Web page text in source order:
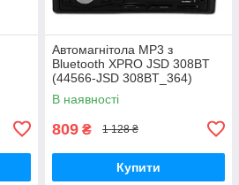
Автомагнітола MP3 з
Bluetooth XPRO JSD 308BT
(44566-JSD 308BT_364)
В наявності
809 ₴ 1 128 ₴
Купити